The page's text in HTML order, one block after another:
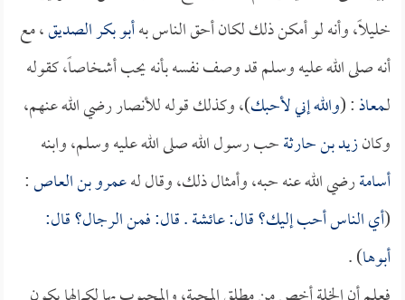
خليلاً، وأنه لو أمكن ذلك لكان أحق الناس بهأبو بكر الصديق، مع
أنه صلى الله عليه وسلم قد وصف نفسه بأنه يحب أشخاصاً، كقوله
لـمعاذ: (والله إني لأحبك)، وكذلك قوله للأنصار رضي الله عنهم،
وكانزيد بن حارثةحب رسول الله صلى الله عليه وسلم، وابنه
أسامةرضي الله عنه حبه، وأمثال ذلك، وقال لهعمرو بن العاص:
(أي الناس أحب إليك؟ قال:عائشة. قال: فمن الرجال؟ قال:
أبوها) .